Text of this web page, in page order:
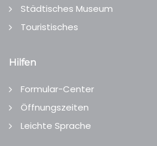
Städtisches Museum
Touristisches
Hilfen
Formular-Center
Öffnungszeiten
Leichte Sprache